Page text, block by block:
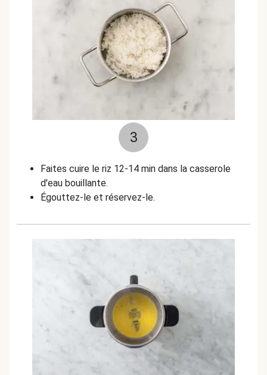
3
Faites cuire le riz 12-14 min dans la casserole
d'eau bouillante.
Égouttez-le et réservez-le.